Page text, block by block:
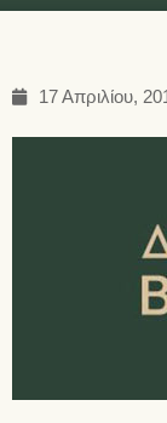
17 Απριλίου,